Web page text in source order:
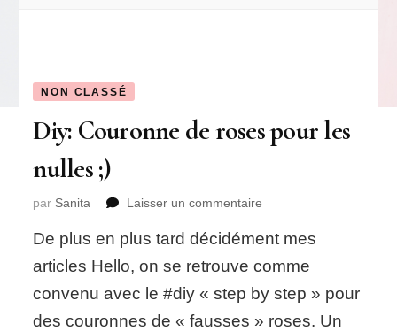
NON CLASSÉ
Diy: Couronne de roses pour les
nulles ;)
par Sanita Laisser un commentaire
Couronne
roses
pour
De plus en plus tard décidément mes
articles Hello, on se retrouve comme
convenu avec le #diy « step by step » pour
des couronnes de « fausses » roses. Un